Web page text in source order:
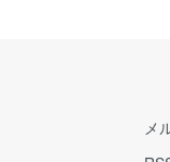
メ